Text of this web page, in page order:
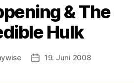
& The
Hulk
Veröffentlichungsdatum
19. Juni 2008